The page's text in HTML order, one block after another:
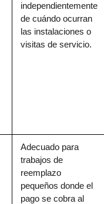
independientemente
de cuándo ocurran
las instalaciones o
visitas de servicio.
Adecuado para
trabajos de
reemplazo
pequeños donde el
pago se cobra al